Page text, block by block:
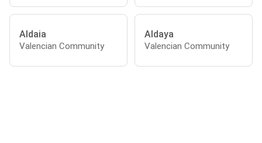
Aldaia
Valencian Community
Aldaya
Valencian Community